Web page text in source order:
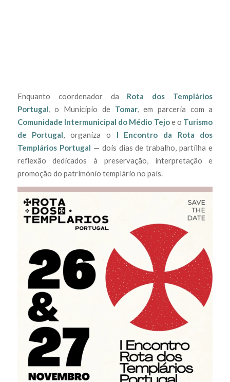
Enquanto coordenador da Rota dos Templários
Portugal, o Município de Tomar, em parceria com a
Comunidade Intermunicipal do Médio Tejoe o Turismo
de Portugal, organiza o I Encontro da Rota dos
Templários Portugal — dois dias de trabalho, partilha e
reflexão dedicados à preservação, interpretação e
promoção do património templário no país.